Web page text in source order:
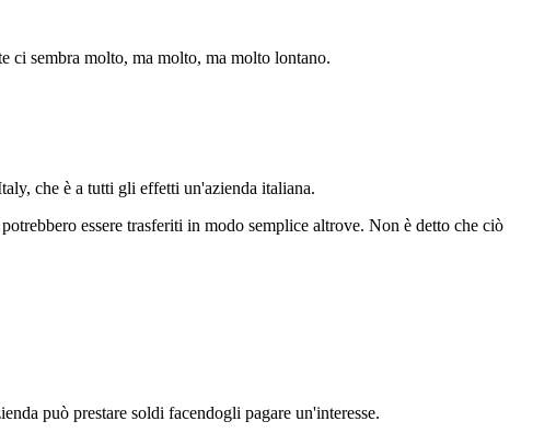
ci sembra molto, ma molto, ma molto lontano.
che è a tutti gli effetti un'azienda italiana.
essere trasferiti in modo semplice altrove. Non è detto che ciò
può prestare soldi facendogli pagare un'interesse.